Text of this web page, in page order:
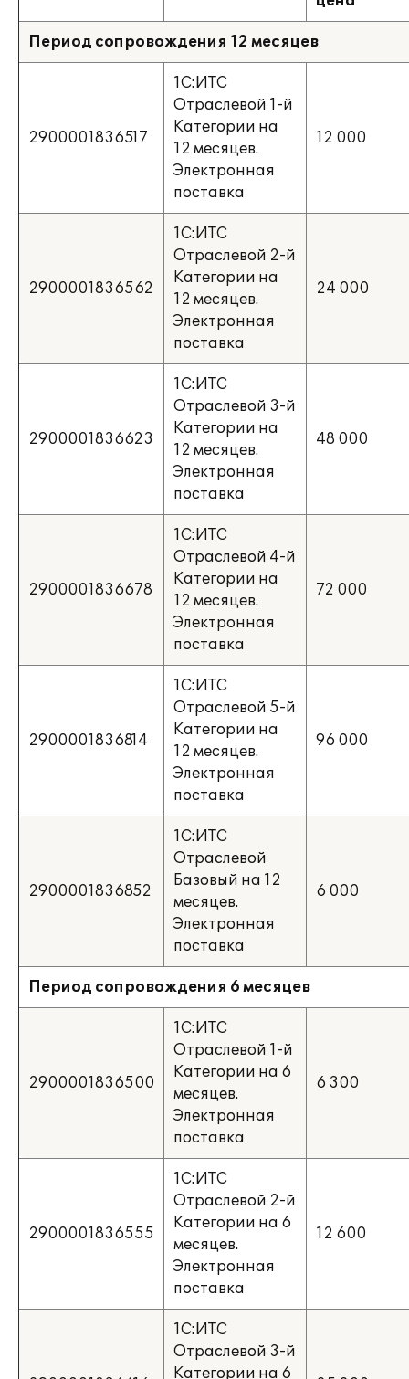
Период сопровождения 12 месяцев
2900001836517
1С:ИТС
Отраслевой 1-й
Категории на
12 месяцев.
Электронная
поставка
12 000
2900001836562
1С:ИТС
Отраслевой 2-й
Категории на
12 месяцев.
Электронная
поставка
24 000
2900001836623
1С:ИТС
Отраслевой 3-й
Категории на
12 месяцев.
Электронная
поставка
48 000
2900001836678
1С:ИТС
Отраслевой 4-й
Категории на
12 месяцев.
Электронная
поставка
72 000
2900001836814
1С:ИТС
Отраслевой 5-й
Категории на
12 месяцев.
Электронная
поставка
96 000
2900001836852
1С:ИТС
Отраслевой
Базовый на 12
месяцев.
Электронная
поставка
6 000
Период сопровождения 6 месяцев
2900001836500
1С:ИТС
Отраслевой 1-й
Категории на 6
месяцев.
Электронная
поставка
6 300
2900001836555
1С:ИТС
Отраслевой 2-й
Категории на 6
месяцев.
Электронная
поставка
12 600
1С:ИТС
Отраслевой 3-й
Категории на 6